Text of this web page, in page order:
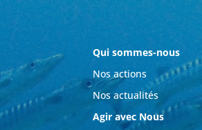
Qui sommes-nous
Nos actions
Nos actualités
Agir avec Nous